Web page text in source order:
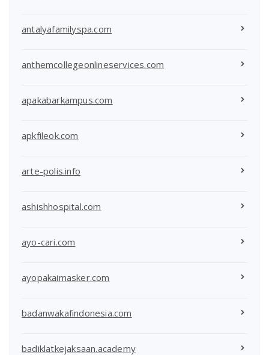
antalyafamilyspa.com
anthemcollegeonlineservices.com
apakabarkampus.com
apkfileok.com
arte-polis.info
ashishhospital.com
ayo-cari.com
ayopakaimasker.com
badanwakafindonesia.com
badiklatkejaksaan.academy